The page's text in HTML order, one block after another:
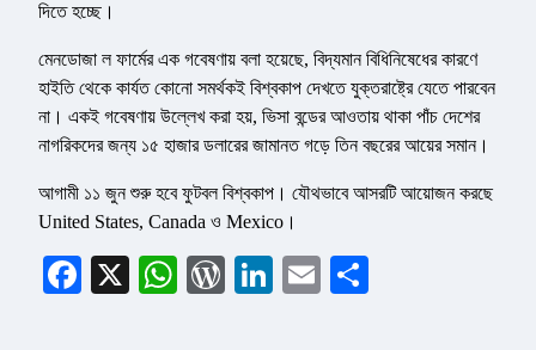
দিতে হচ্ছে।
মেনডোজা ল ফার্মের এক গবেষণায় বলা হয়েছে, বিদ্যমান বিধিনিষেধের কারণে
হাইতি থেকে কার্যত কোনো সমর্থকই বিশ্বকাপ দেখতে যুক্তরাষ্ট্রে যেতে পারবেন
না। একই গবেষণায় উল্লেখ করা হয়, ভিসা বন্ডের আওতায় থাকা পাঁচ দেশের
নাগরিকদের জন্য ১৫ হাজার ডলারের জামানত গড়ে তিন বছরের আয়ের সমান।
আগামী ১১ জুন শুরু হবে ফুটবল বিশ্বকাপ। যৌথভাবে আসরটি আয়োজন করছে
United States, Canada ও Mexico।
Facebook
X WhatsApp
WordPress
LinkedIn
Email